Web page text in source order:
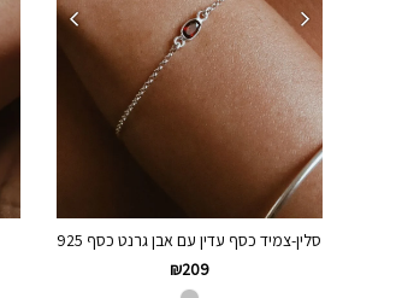
סלין-צמיד כסף עדין עם אבן גרנט כסף 925
₪209